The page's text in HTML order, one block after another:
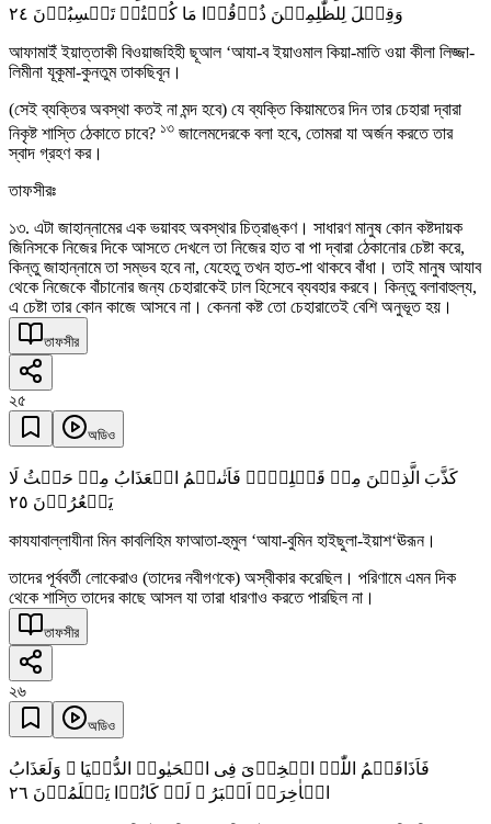
وَقِیۡلَ لِلظّٰلِمِیۡنَ ذُوۡقُوۡا مَا کُنۡتُمۡ تَکۡسِبُوۡنَ ٢٤
আফামাইঁ ইয়াত্তাকী বিওয়াজহিহী ছূআল ‘আযা-ব ইয়াওমাল কিয়া-মাতি ওয়া কীলা লিজ্জা-
লিমীনা যূকূমা-কুনতুম তাকছিবূন।
(সেই ব্যক্তির অবস্থা কতই না মন্দ হবে) যে ব্যক্তি কিয়ামতের দিন তার চেহারা দ্বারা
নিকৃষ্ট শাস্তি ঠেকাতে চাবে? ১৩ জালেমদেরকে বলা হবে, তোমরা যা অর্জন করতে তার
স্বাদ গ্রহণ কর।
তাফসীরঃ
১৩. এটা জাহান্নামের এক ভয়াবহ অবস্থার চিত্রাঙ্কণ। সাধারণ মানুষ কোন কষ্টদায়ক
জিনিসকে নিজের দিকে আসতে দেখলে তা নিজের হাত বা পা দ্বারা ঠেকানোর চেষ্টা করে,
কিন্তু জাহান্নামে তা সম্ভব হবে না, যেহেতু তখন হাত-পা থাকবে বাঁধা। তাই মানুষ আযাব
থেকে নিজেকে বাঁচানোর জন্য চেহারাকেই ঢাল হিসেবে ব্যবহার করবে। কিন্তু বলাবাহুল্য,
এ চেষ্টা তার কোন কাজে আসবে না। কেননা কষ্ট তো চেহারাতেই বেশি অনুভূত হয়।
তাফসীর
২৫
অডিও
کَذَّبَ الَّذِیۡنَ مِنۡ قَبۡلِہِمۡ فَاَتٰىہُمُ الۡعَذَابُ مِنۡ حَیۡثُ لَا
یَشۡعُرُوۡنَ ٢٥
কাযযাবাল্লাযীনা মিন কাবলিহিম ফাআতা-হুমুল ‘আযা-বুমিন হাইছুলা-ইয়াশ‘ঊরূন।
তাদের পূর্ববর্তী লোকেরাও (তাদের নবীগণকে) অস্বীকার করেছিল। পরিণামে এমন দিক
থেকে শাস্তি তাদের কাছে আসল যা তারা ধারণাও করতে পারছিল না।
তাফসীর
২৬
অডিও
فَاَذَاقَہُمُ اللّٰہُ الۡخِزۡیَ فِی الۡحَیٰوۃِ الدُّنۡیَا ۚ وَلَعَذَابُ
الۡاٰخِرَۃِ اَکۡبَرُ ۘ لَوۡ کَانُوۡا یَعۡلَمُوۡنَ ٢٦